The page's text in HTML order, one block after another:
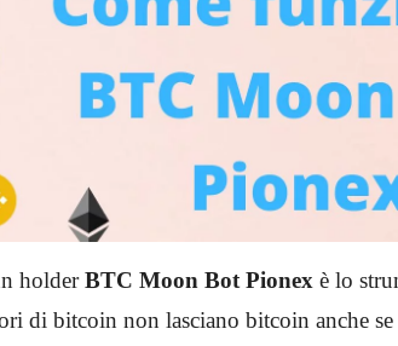
holderBTC Moon Bot Pionex è lo
di bitcoin non lasciano bitcoin anche